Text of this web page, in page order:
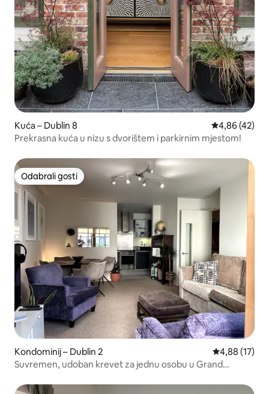
Kuća – Dublin 8 Prosječna
4,86 (42)
Prekrasna kuća u nizu s dvorištem i parkirnim mjestom!
Odabrali gosti
Odabrali gosti
Kondominij – Dublin 2 Prosječna
4,88 (17)
Suvremen, udoban krevet za jednu osobu u Grand